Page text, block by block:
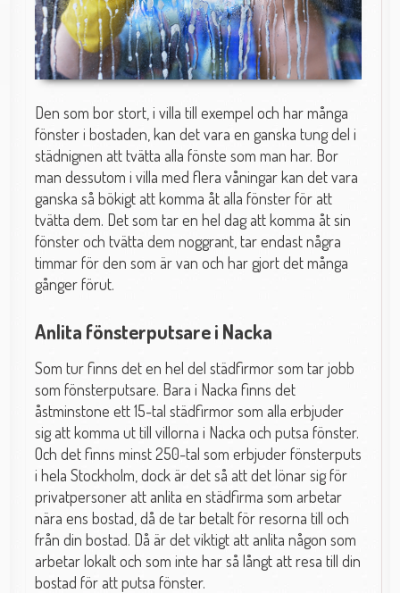
Den som bor stort, i villa till exempel och har många
fönster i bostaden, kan det vara en ganska tung del i
städnignen att tvätta alla fönste som man har. Bor
man dessutom i villa med flera våningar kan det vara
ganska så bökigt att komma åt alla fönster för att
tvätta dem. Det som tar en hel dag att komma åt sin
fönster och tvätta dem noggrant, tar endast några
timmar för den som är van och har gjort det många
gånger förut.
Anlita fönsterputsare i Nacka
Som tur finns det en hel del städfirmor som tar jobb
som fönsterputsare. Bara i Nacka finns det
åstminstone ett 15-tal städfirmor som alla erbjuder
sig att komma ut till villorna i Nacka och putsa fönster.
Och det finns minst 250-tal som erbjuder fönsterputs
i hela Stockholm, dock är det så att det lönar sig för
privatpersoner att anlita en städfirma som arbetar
nära ens bostad, då de tar betalt för resorna till och
från din bostad. Då är det viktigt att anlita någon som
arbetar lokalt och som inte har så långt att resa till din
bostad för att putsa fönster.